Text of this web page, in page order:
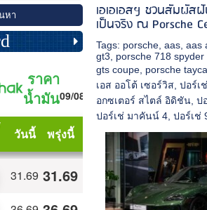
เอเอเอสฯ ชวนสัมผัส
เป็นจริง ณ Porsche
Tags: porsche ,aas ,aas
gt3
porsche 718 spyder
gts coupe porsche
เอส ออโต้ เซอร์วิส ,ปอร์เ
อกซเตอร์ สไตล์ อิดิชัน ,ป
ปอร์เช่ มาคันน์ 4 ,ปอร์เช่